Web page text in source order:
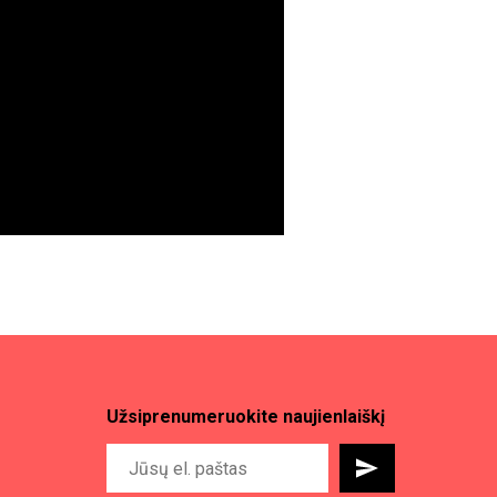
Užsiprenumeruokite naujienlaiškį